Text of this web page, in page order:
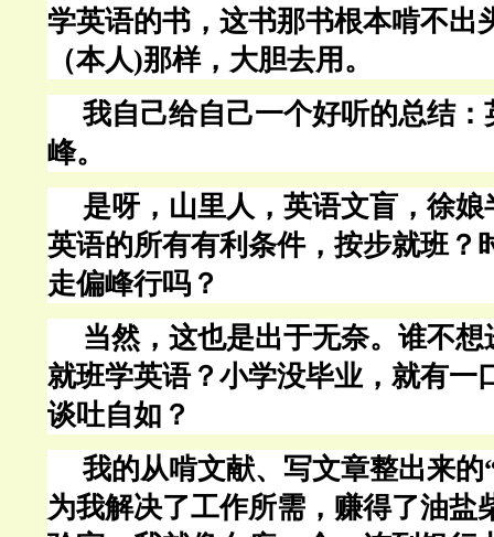
学英语的书，这书那书根本啃不出
（本人)那样，大胆去用。
我自己给自己一个好听的总结
峰。
是呀，山里人，英语文盲，徐
英语的所有有利条件，按步就班？
走偏峰行吗？
当然，这也是出于无奈。谁不
就班学英语？小学没毕业，就有一
谈吐自如？
我的从啃文献、写文章整出来的
为我解决了工作所需，赚得了油盐